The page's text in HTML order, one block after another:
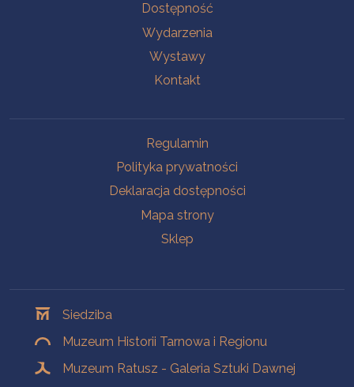
Dostępność
Wydarzenia
Wystawy
Kontakt
Regulamin
Polityka prywatności
Deklaracja dostępności
Mapa strony
Sklep
Siedziba
Muzeum Historii Tarnowa i Regionu
Muzeum Ratusz - Galeria Sztuki Dawnej